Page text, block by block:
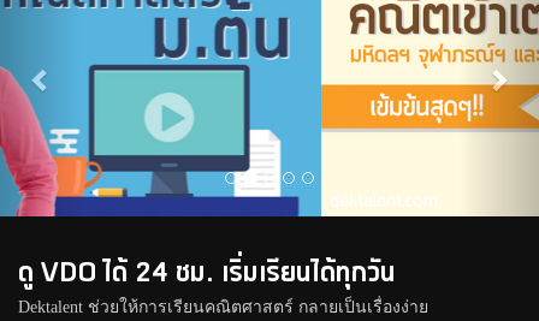
ดู VDO ได้ 24 ชม. เริ่มเรียนได้ทุกวัน
Dektalent ช่วยให้การเรียนคณิตศาสตร์ กลายเป็นเรื่องง่าย